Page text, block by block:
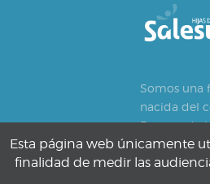
Somos una
nacida del
Bosco y de
de Santa
Esta página web únicamente
finalidad de medir las